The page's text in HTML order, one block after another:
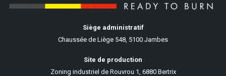
Siège administratif
Chaussée de Liège 548, 5100 Jambes
Site de production
Zoning industriel de Rouvrou 1, 6880 Bertrix